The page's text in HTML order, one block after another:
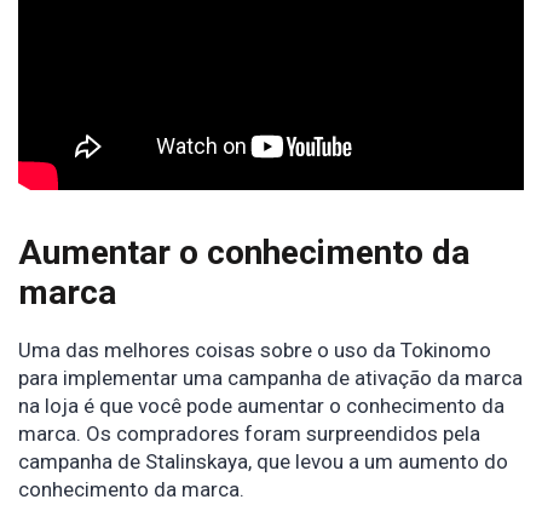
Aumentar o conhecimento da
marca
Uma das melhores coisas sobre o uso da Tokinomo
para implementar uma campanha de ativação da marca
na loja é que você pode aumentar o conhecimento da
marca. Os compradores foram surpreendidos pela
campanha de Stalinskaya, que levou a um aumento do
conhecimento da marca.